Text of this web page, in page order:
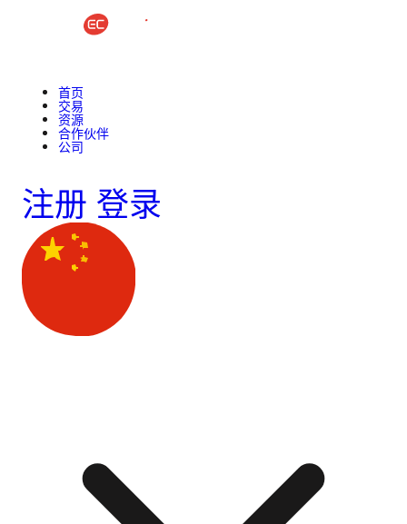
首页
交易
资源
合作伙伴
公司
注册 登录